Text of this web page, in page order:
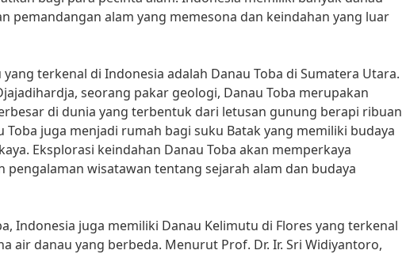
pemandangan alam yang memesona dan keindahan yang luar
yang terkenal di Indonesia adalah Danau Toba di Sumatera Utara.
seorang pakar geologi, Danau Toba merupakan
di dunia yang terbentuk dari letusan gunung berapi ribuan
Toba juga menjadi rumah bagi suku Batak yang memiliki budaya
Eksplorasi keindahan Danau Toba akan memperkaya
pengalaman wisatawan tentang sejarah alam dan budaya
Indonesia juga memiliki Danau Kelimutu di Flores yang terkenal
air danau yang berbeda. Menurut Prof. Dr. Ir. Sri Widiyantoro,